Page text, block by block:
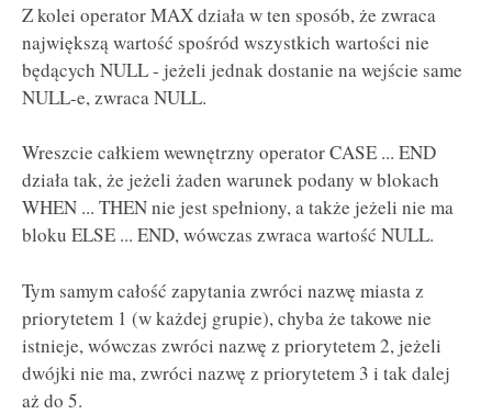
Z kolei operator MAX działa w ten sposób, że zwraca
największą wartość spośród wszystkich wartości nie
będących NULL - jeżeli jednak dostanie na wejście same
NULL-e, zwraca NULL.
Wreszcie całkiem wewnętrzny operator CASE ... END
działa tak, że jeżeli żaden warunek podany w blokach
WHEN ... THEN nie jest spełniony, a także jeżeli nie ma
bloku ELSE ... END, wówczas zwraca wartość NULL.
Tym samym całość zapytania zwróci nazwę miasta z
priorytetem 1 (w każdej grupie), chyba że takowe nie
istnieje, wówczas zwróci nazwę z priorytetem 2, jeżeli
dwójki nie ma, zwróci nazwę z priorytetem 3 i tak dalej
aż do 5.